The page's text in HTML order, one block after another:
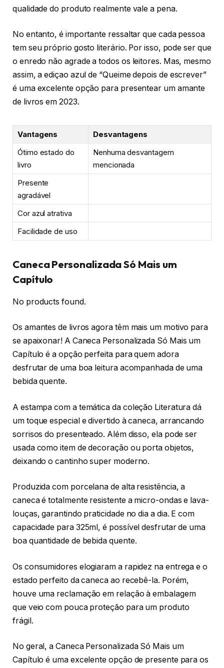
qualidade do produto realmente vale a pena.
No entanto, é importante ressaltar que cada pessoa
tem seu próprio gosto literário. Por isso, pode ser que
o enredo não agrade a todos os leitores. Mas, mesmo
assim, a ediçao azul de “Queime depois de escrever”
é uma excelente opção para presentear um amante
de livros em 2023.
Vantagens
Desvantagens
Ótimo estado do
livro
Nenhuma desvantagem
mencionada
Presente
agradável
Cor azul atrativa
Facilidade de uso
Caneca Personalizada Só Mais um
Capítulo
No products found.
Os amantes de livros agora têm mais um motivo para
se apaixonar! A Caneca Personalizada Só Mais um
Capítulo é a opção perfeita para quem adora
desfrutar de uma boa leitura acompanhada de uma
bebida quente.
A estampa com a temática da coleção Literatura dá
um toque especial e divertido à caneca, arrancando
sorrisos do presenteado. Além disso, ela pode ser
usada como item de decoração ou porta objetos,
deixando o cantinho super moderno.
Produzida com porcelana de alta resistência, a
caneca é totalmente resistente a micro-ondas e lava-
louças, garantindo praticidade no dia a dia. E com
capacidade para 325ml, é possível desfrutar de uma
boa quantidade de bebida quente.
Os consumidores elogiaram a rapidez na entrega e o
estado perfeito da caneca ao recebê-la. Porém,
houve uma reclamação em relação à embalagem
que veio com pouca proteção para um produto
frágil.
No geral, a Caneca Personalizada Só Mais um
Capítulo é uma excelente opção de presente para os